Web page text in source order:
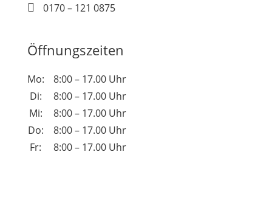

0170 – 121 0875
Öffnungszeiten
Mo:
8:00 – 17.00 Uhr
Di:
8:00 – 17.00 Uhr
Mi:
8:00 – 17.00 Uhr
Do:
8:00 – 17.00 Uhr
Fr:
8:00 – 17.00 Uhr